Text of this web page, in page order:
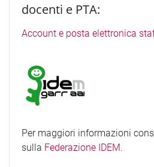
docenti e PTA:
Account e posta elettronica
Per maggiori informazioni
sulla Federazione IDEM.